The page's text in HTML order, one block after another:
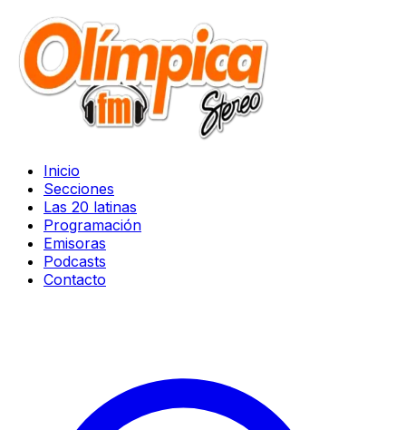
Inicio
Secciones
Las 20 latinas
Programación
Emisoras
Podcasts
Contacto